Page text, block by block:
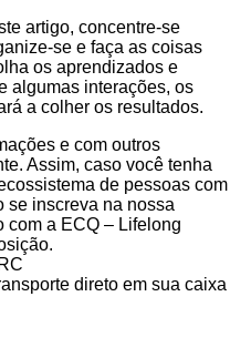
artigo, concentre-se
se e faça as coisas
os aprendizados e
algumas interações, os
a colher os resultados.
e com outros
Assim, caso você tenha
de pessoas com
se inscreva na nossa
com a ECQ – Lifelong
direto em sua caixa